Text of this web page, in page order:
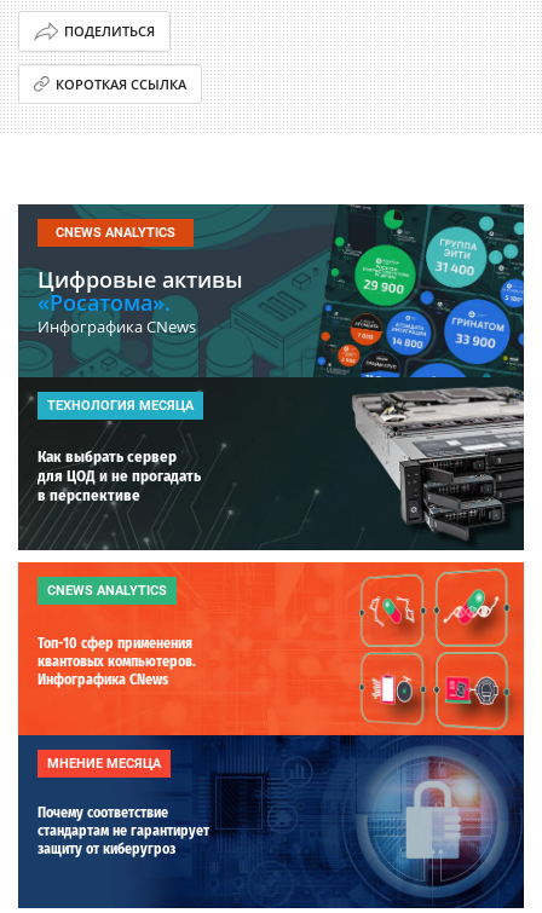
ПОДЕЛИТЬСЯ
КОРОТКАЯ ССЫЛКА
CNEWS ANALYTICS
Цифровые активы
«Росатома».
Инфографика CNews
ТЕХНОЛОГИЯ МЕСЯЦА
Как выбрать сервер
для ЦОД и не прогадать
в перспективе
CNEWS ANALYTICS
Топ-10 сфер применения
квантовых компьютеров.
Инфографика CNews
МНЕНИЕ МЕСЯЦА
Почему соответствие
стандартам не гарантирует
защиту от киберугроз